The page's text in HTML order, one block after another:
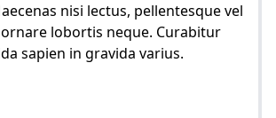
nisi lectus, pellentesque vel
lobortis neque. Curabitur
sapien in gravida varius.